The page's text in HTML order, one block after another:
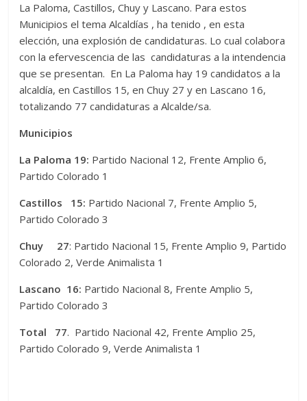
La Paloma, Castillos, Chuy y Lascano. Para estos
Municipios el tema Alcaldías , ha tenido , en esta
elección, una explosión de candidaturas. Lo cual colabora
con la efervescencia de las candidaturas a la intendencia
que se presentan. En La Paloma hay 19 candidatos a la
alcaldía, en Castillos 15, en Chuy 27 y en Lascano 16,
totalizando 77 candidaturas a Alcalde/sa.
Municipios
La Paloma 19: Partido Nacional 12, Frente Amplio 6,
Partido Colorado 1
Castillos 15: Partido Nacional 7, Frente Amplio 5,
Partido Colorado 3
Chuy 27: Partido Nacional 15, Frente Amplio 9, Partido
Colorado 2, Verde Animalista 1
Lascano 16: Partido Nacional 8, Frente Amplio 5,
Partido Colorado 3
Total
77. Partido Nacional 42, Frente Amplio 25,
Partido Colorado 9, Verde Animalista 1